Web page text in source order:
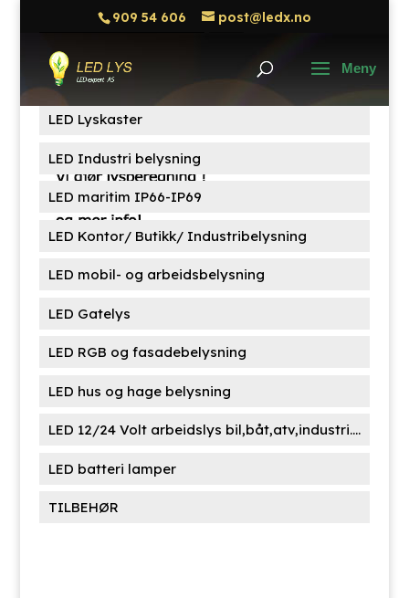
909 54 606 post@ledx.no
etter:
Produktkategorier
LED Lyskaster
LED Industri belysning
LED maritim IP66-IP69
LED Kontor/ Butikk/ Industribelysning
LED mobil- og arbeidsbelysning
LED Gatelys
LED RGB og fasadebelysning
LED hus og hage belysning
LED 12/24 Volt arbeidslys bil,båt,atv,industri....
LED batteri lamper
TILBEHØR